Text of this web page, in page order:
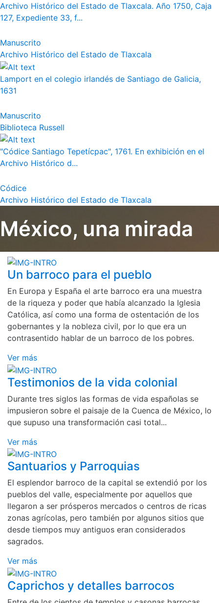
Archivo Histórico del Estado de Tlaxcala. Año 1750, Caja
127, Expediente 33, f...
Manuscrito
Archivo Histórico del Estado de Tlaxcala
Lamport en el colegio irlandés de Santiago de Galicia,
1631
Manuscrito
Biblioteca Russell
"Códice Santiago Tepetícpac", 1761. En exhibición en el
Archivo Histórico d...
Códice
Archivo Histórico del Estado de Tlaxcala
México, una mirada
Un barroco para el pueblo
En Europa y España el arte barroco era una muestra
de la riqueza y poder que había alcanzado la Iglesia
Católica, así como una forma de ostentación de los
gobernantes y la nobleza civil, por lo que era un
contrasentido hablar de un barroco de los pobres.
Ver más
Testimonios de la vida colonial
Durante tres siglos las formas de vida españolas se
impusieron sobre el paisaje de la Cuenca de México, lo
que supuso una transformación casi total...
Ver más
Santuarios y Parroquias
El esplendor barroco de la capital se extendió por los
pueblos del valle, especialmente por aquellos que
llegaron a ser prósperos mercados o centros de ricas
zonas agrícolas, pero también por algunos sitios que
desde tiempos muy antiguos eran considerados
sagrados.
Ver más
Caprichos y detalles barrocos